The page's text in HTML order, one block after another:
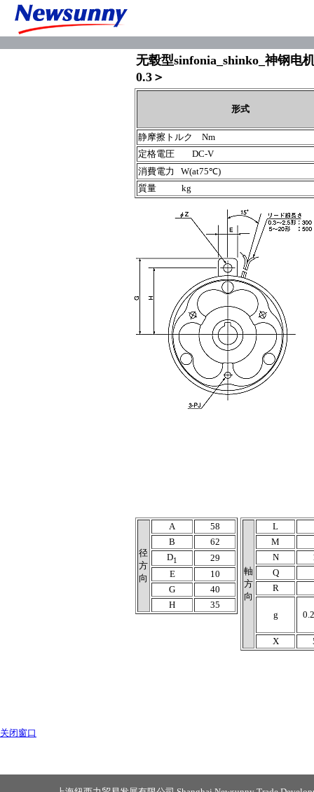
无毂型sinfonia_shinko_神钢电
0.3＞
形式
静摩擦トルク Nm
定格電圧 DC-V
消費電力 W(at75℃)
質量 kg
径
方
向
A
58
B
62
D1
29
E
10
G
40
H
35
軸
方
向
L
M
N
Q
R
g 0.2
X
关闭窗口